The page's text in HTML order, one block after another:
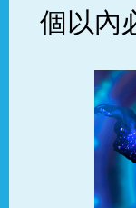
個以內